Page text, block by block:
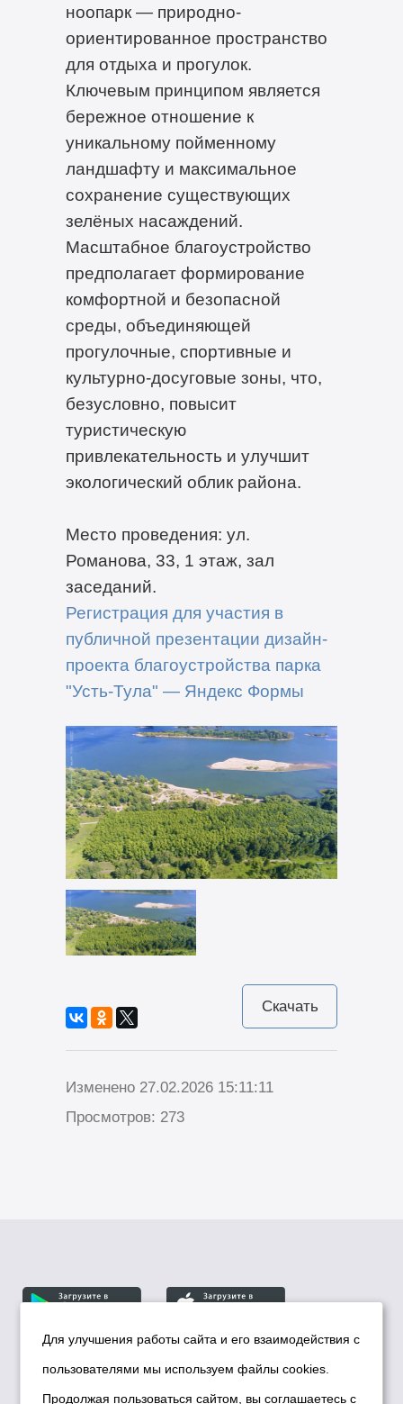
ноопарк — природно-
ориентированное пространство
для отдыха и прогулок.
Ключевым принципом является
бережное отношение к
уникальному пойменному
ландшафту и максимальное
сохранение существующих
зелёных насаждений.
Масштабное благоустройство
предполагает формирование
комфортной и безопасной
среды, объединяющей
прогулочные, спортивные и
культурно-досуговые зоны, что,
безусловно, повысит
туристическую
привлекательность и улучшит
экологический облик района.
Место проведения: ул.
Романова, 33, 1 этаж, зал
заседаний.
Регистрация для участия в
публичной презентации дизайн-
проекта благоустройства парка
"Усть-Тула" — Яндекс Формы
Скачать
Изменено 27.02.2026 15:11:11
Просмотров: 273
© Департамент информационной политики мэрии
города Новосибирска, 2026
Для улучшения работы сайта и его взаимодействия с
пользователями мы используем файлы cookies.
Продолжая пользоваться сайтом, вы соглашаетесь с